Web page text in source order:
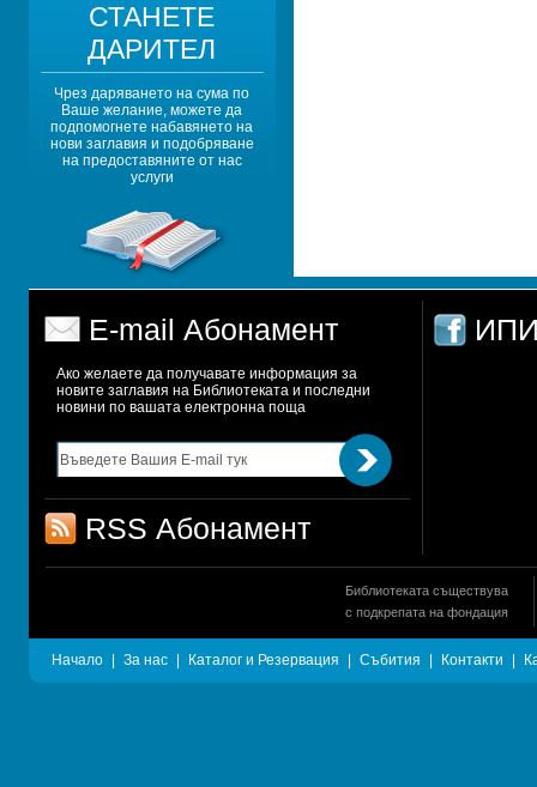
СТАНЕТЕ
ДАРИТЕЛ
Чрез даряването на сума по
Ваше желание, можете да
подпомогнете набавянето на
нови заглавия и подобряване
на предоставяните от нас
услуги
E-mail Абонамент
Ако желаете да получавате информация за
новите заглавия на Библиотеката и последни
новини по вашата електронна поща
RSS Абонамент
ИПИ
Библиотеката съществува
с подкрепата на фондация
Начало За нас Каталог и Резервация Събития Контакти